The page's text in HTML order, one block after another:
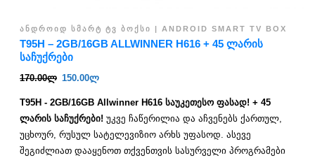
ᲐᲜᲓᲠᲝᲘᲓ ᲡᲛᲐᲠᲢ ᲢᲕ ᲑᲝᲥᲡᲘ | ANDROID SMART TV BOX
T95H – 2GB/16GB ALLWINNER H616 + 45 ᲚᲐᲠᲘᲡ
ᲡᲐᲩᲣᲥᲠᲔᲑᲘ
170.00ლ 150.00ლ
T95H - 2GB/16GB Allwinner H616 საუკეთესო ფასად! + 45
ლარის საჩუქრები! უკვე ჩაწერილია და აჩვენებს ქართულ,
უცხოურ, რუსულ სატელევიზიო არხს უფასოდ. ასევე
შეგიძლიათ დააყენოთ თქვენთვის სასურველი პროგრამები